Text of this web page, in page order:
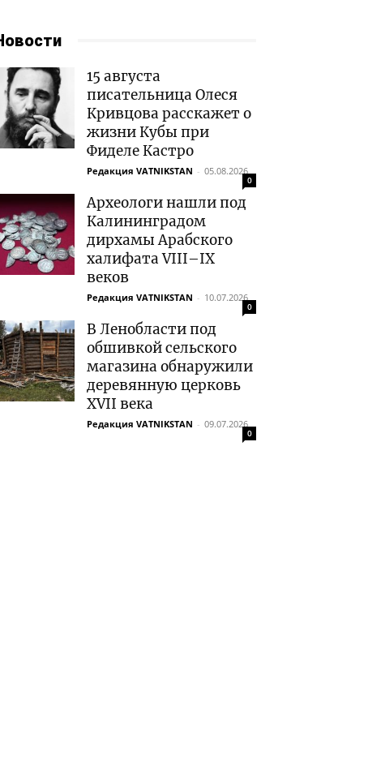
15 августа
писательница Олеся
Кривцова расскажет о
жизни Кубы при
Фиделе Кастро
Редакция VATNIKSTAN - 05.08.2026
0
Археологи нашли под
Калининградом
дирхамы Арабского
халифата VIII–IX
веков
Редакция VATNIKSTAN - 10.07.2026
0
В Ленобласти под
обшивкой сельского
магазина обнаружили
деревянную церковь
XVII века
Редакция VATNIKSTAN - 09.07.2026
0